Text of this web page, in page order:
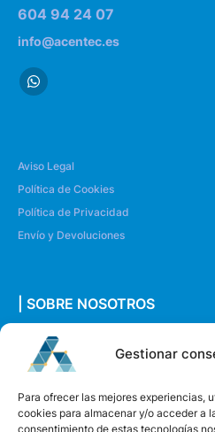
Gestionar
Para ofrecer las mejores experiencias,
cookies para almacenar y/o acceder a
consentimiento de estas tecnologías
604 94 24 07
info@acentec.es
Aviso Legal
Política de Cookies
Política de Privacidad
Envío y Devoluciones
| SOBRE NOSOTROS
Quiénes somos
Envíanos un mensaje